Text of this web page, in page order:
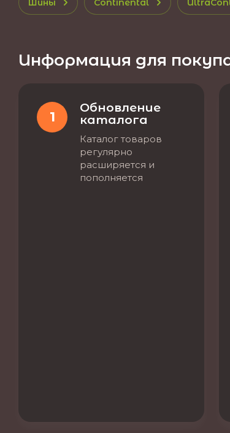
Информация для
1
Обновление
каталога
Каталог товаров
регулярно
расширяется и
пополняется